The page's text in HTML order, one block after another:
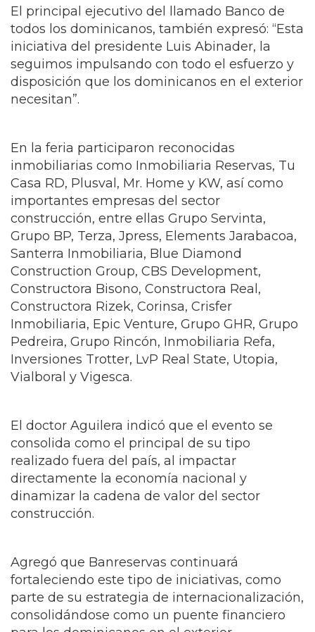
El principal ejecutivo del llamado Banco de
todos los dominicanos, también expresó: “Esta
iniciativa del presidente Luis Abinader, la
seguimos impulsando con todo el esfuerzo y
disposición que los dominicanos en el exterior
necesitan”.
En la feria participaron reconocidas
inmobiliarias como Inmobiliaria Reservas, Tu
Casa RD, Plusval, Mr. Home y KW, así como
importantes empresas del sector
construcción, entre ellas Grupo Servinta,
Grupo BP, Terza, Jpress, Elements Jarabacoa,
Santerra Inmobiliaria, Blue Diamond
Construction Group, CBS Development,
Constructora Bisono, Constructora Real,
Constructora Rizek, Corinsa, Crisfer
Inmobiliaria, Epic Venture, Grupo GHR, Grupo
Pedreira, Grupo Rincón, Inmobiliaria Refa,
Inversiones Trotter, LvP Real State, Utopia,
Vialboral y Vigesca.
El doctor Aguilera indicó que el evento se
consolida como el principal de su tipo
realizado fuera del país, al impactar
directamente la economía nacional y
dinamizar la cadena de valor del sector
construcción.
Agregó que Banreservas continuará
fortaleciendo este tipo de iniciativas, como
parte de su estrategia de internacionalización,
consolidándose como un puente financiero